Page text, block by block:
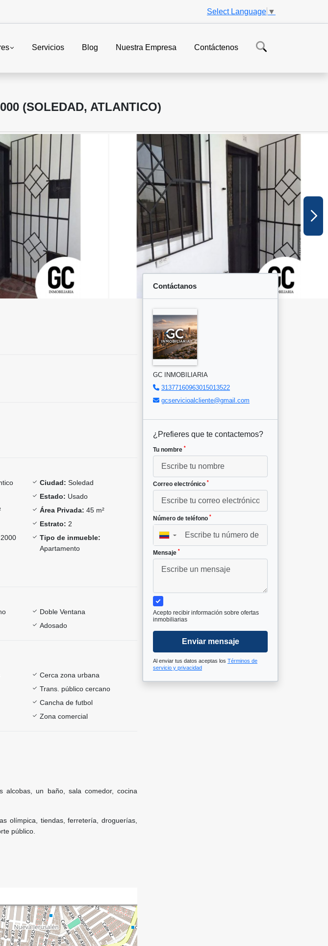
Select Language ▼
Servicios Blog Nuestra Empresa Contáctenos
(SOLEDAD, ATLANTICO)
Ciudad: Soledad
Estado: Usado
Área Privada: 45 m²
Estrato: 2
2000
Tipo de inmueble:
Apartamento
Doble Ventana
Adosado
Cerca zona urbana
Trans. público cercano
Cancha de futbol
Zona comercial
alcobas, un baño, sala comedor, cocina
olímpica, tiendas, ferretería, droguerías,
público.
Contáctanos
GC INMOBILIARIA
31377160963015013522
gcservicioalcliente@gmail.com
¿Prefieres que te contactemos?
Tu nombre *
Correo electrónico *
Número de teléfono *
▼
Mensaje *
Acepto recibir información sobre ofertas
inmobiliarias
Enviar mensaje
Al enviar tus datos aceptas los Términos de
servicio y privacidad